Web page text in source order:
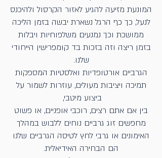
המונעת מזיעה להגיע לאזור הקרסול ולהיכנס
לנעל, כך כף הרגל נשארת יבשה בזמן הליכה
ממושכת וכך נמנעים משלפוחיות ויבלות
בזמן ריצה וזה בזכות בד קומפרישין הייחודי
שלנו.
הגרביים אורטופדיות ואלסטיות המספקות
תמיכה ויציבות מעולים, עוזרות לשמור על
ביצוע מיטבי,
בין אם אתם רצים, רוכבי אופניים, או פשוט
מחפשים זוג גרביים נוחים ללבוש במהלך
האימונים או גרבי לחץ לטיסה הגרביים שלנו
הם הבחירה האידיאלית.